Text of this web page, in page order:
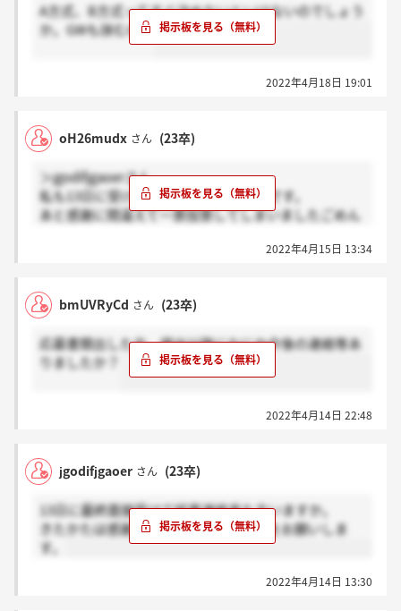
A方式、B方式ってすぐ決めないといけないのでしょう
か。GWも挟むので
2022年4月18日 19:01
oH26mudx さん (23卒)
＞jgodifjgaoerさん
私も13日に受けましたがまだきてないです。
あと感謝に間違えて一票投票してしまいましたごめん
2022年4月15日 13:34
bmUVRyCd さん (23卒)
応募書類出した方、提出以降になにか今後の連絡等あ
りましたか？
2022年4月14日 22:48
jgodifjgaoer さん (23卒)
13日に最終面接受けて結果連絡来た方いますか。
きたかたは感謝、まだの方はホント？をお願いしま
す。
2022年4月14日 13:30